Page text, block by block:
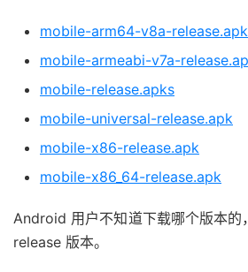
mobile-arm64-v8a-release.apk
mobile-armeabi-v7a-
mobile-release.apks
mobile-universal-release.apk
mobile-x86-release.apk
mobile-x86_64-release.apk
Android 用户不知道下载哪个版本
release 版本。